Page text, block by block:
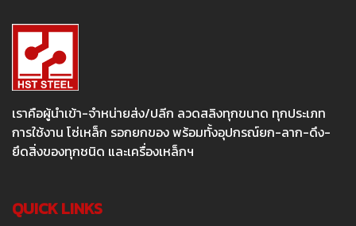
เราคือผู้นำเข้า-จำหน่ายส่ง/ปลีก ลวดสลิงทุกขนาด ทุกประเภท
การใช้งาน โซ่เหล็ก รอกยกของ พร้อมทั้งอุปกรณ์ยก-ลาก-ดึง-
ยึดสิ่งของทุกชนิด และเครื่องเหล็กฯ
QUICK LINKS